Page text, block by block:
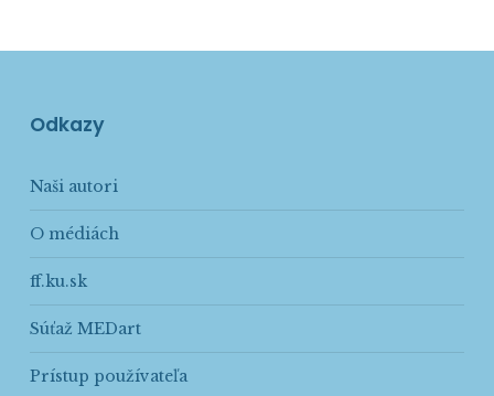
Odkazy
Naši autori
O médiách
ff.ku.sk
Súťaž MEDart
Prístup používateľa